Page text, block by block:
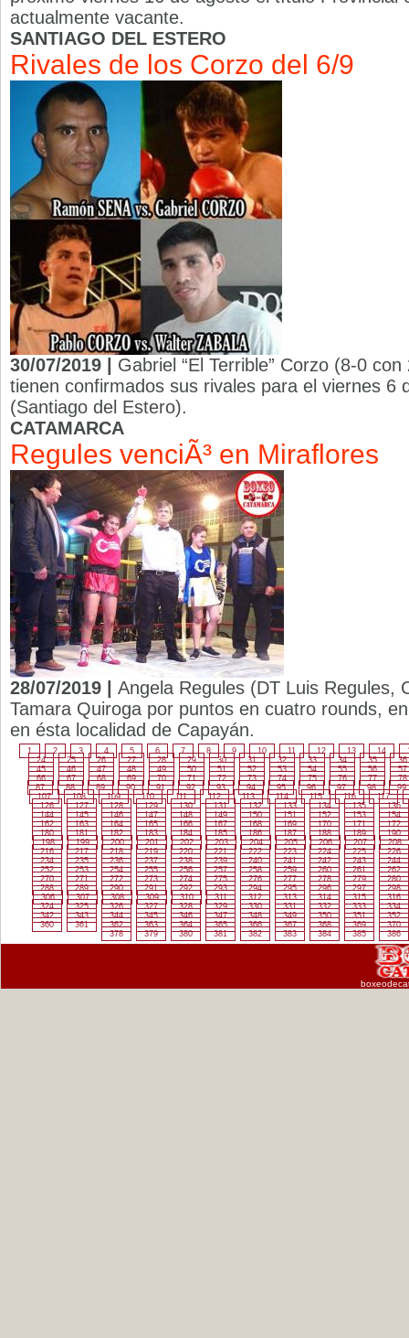
actualmente vacante.
SANTIAGO DEL ESTERO
Rivales de los Corzo del 6/9
30/07/2019 | Gabriel “El Terrible” Corzo (8-0
tienen confirmados sus rivales para el viernes 6
(Santiago del Estero).
CATAMARCA
Regules venciÃ³ en Miraflores
28/07/2019 | Angela Regules (DT Luis Regules,
Tamara Quiroga por puntos en cuatro rounds,
en ésta localidad de Capayán.
1 2 3 4 5 6 7 8 9 10 11 12 13 14
24
25 26 27 28 29 30 31 32 33 34 35
36
45
46 47 48 49 50 51 52 53 54 55 56
57
66
67 68 69 70 71 72 73 74 75 76 77
78
87
88 89 90 91 92 93 94 95 96 97 98
99
107
108 109 110 111 112 113 114 115 116
117
126
127 128 129 130 131 132 133 134 135
136
144
145 146 147 148 149 150 151 152 153
154
162
163 164 165 166 167 168 169 170 171
172
180
181 182 183 184 185 186 187 188 189
190
198
199 200 201 202 203 204 205 206 207
208
216
217 218 219 220 221 222 223 224 225
226
234
235 236 237 238 239 240 241 242 243
244
252
253 254 255 256 257 258 259 260 261
262
270
271 272 273 274 275 276 277 278 279
280
288
289 290 291 292 293 294 295 296 297
298
306
307 308 309 310 311 312 313 314 315
316
324
325 326 327 328 329 330 331 332 333
334
342
343 344 345 346 347 348 349 350 351
352
360
361 362 363 364 365 366 367 368 369
370
378
379 380 381 382 383 384 385 386